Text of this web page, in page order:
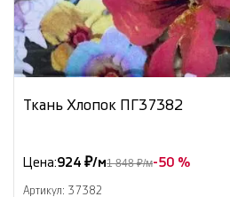
Ткань Хлопок ПГ37382
Цена:924 ₽/м1 848 ₽/м-50 %
Артикул: 37382